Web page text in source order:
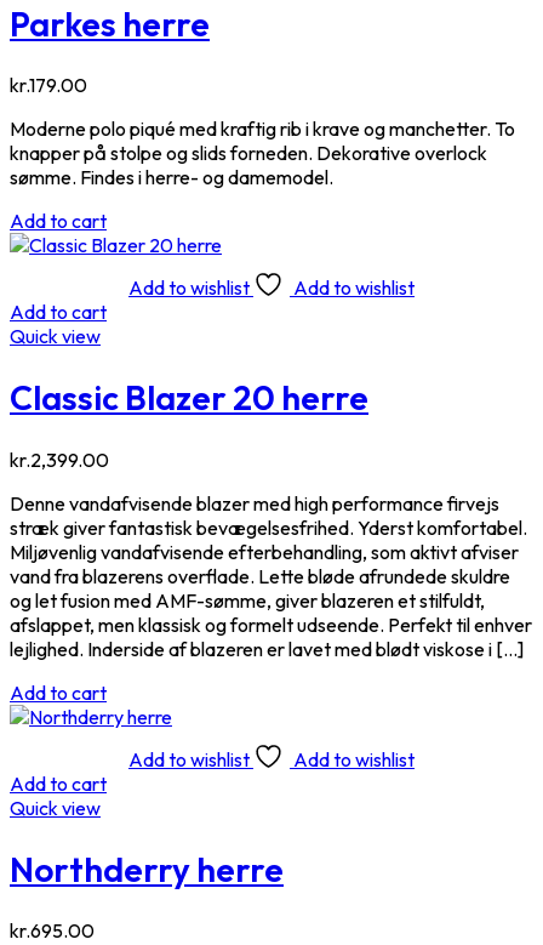
Parkes herre
kr.179.00
Moderne polo piqué med kraftig rib i krave og manchetter. To
knapper på stolpe og slids forneden. Dekorative overlock
sømme. Findes i herre- og damemodel.
Add to cart
Add to wishlist
Add to wishlist
Add to cart
Quick view
Classic Blazer 20 herre
kr.2,399.00
Denne vandafvisende blazer med high performance firvejs
stræk giver fantastisk bevægelsesfrihed. Yderst komfortabel.
Miljøvenlig vandafvisende efterbehandling, som aktivt afviser
vand fra blazerens overflade. Lette bløde afrundede skuldre
og let fusion med AMF-sømme, giver blazeren et stilfuldt,
afslappet, men klassisk og formelt udseende. Perfekt til enhver
lejlighed. Inderside af blazeren er lavet med blødt viskose i […]
Add to cart
Add to wishlist
Add to wishlist
Add to cart
Quick view
Northderry herre
kr.695.00